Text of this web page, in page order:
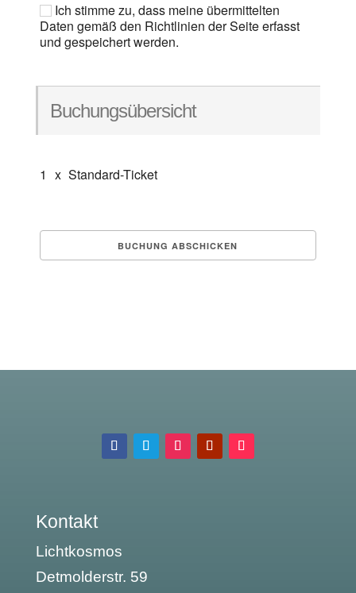
Ich stimme zu, dass meine übermittelten
Daten gemäß den Richtlinien der Seite erfasst
und gespeichert werden.
Buchungsübersicht
1 x Standard-Ticket
Kontakt
Lichtkosmos
Detmolderstr. 59